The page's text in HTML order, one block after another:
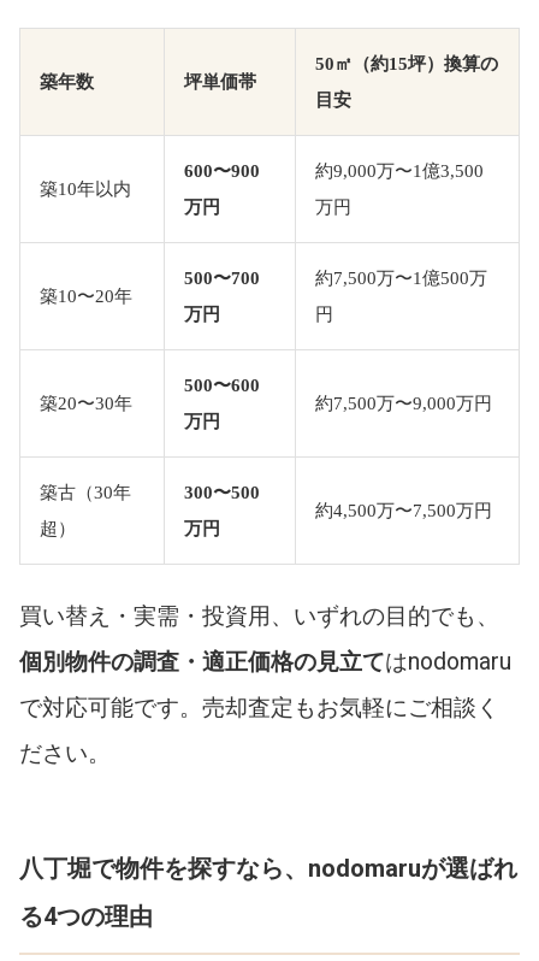
築年数 坪単価帯
50㎡（約15坪）換算の
目安
築10年以内
600〜900
万円
約9,000万〜1億3,500
万円
築10〜20年
500〜700
万円
約7,500万〜1億500万
円
築20〜30年
500〜600
万円
約7,500万〜9,000万円
築古（30年
超）
300〜500
万円
約4,500万〜7,500万円
買い替え・実需・投資用、いずれの目的でも、
個別物件の調査・適正価格の見立てはnodomaru
で対応可能です。売却査定もお気軽にご相談く
ださい。
八丁堀で物件を探すなら、nodomaruが選ばれ
る4つの理由